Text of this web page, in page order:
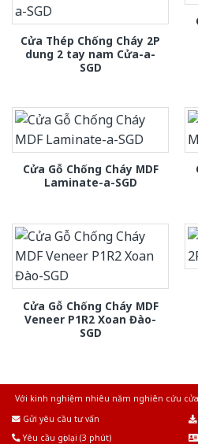
Cửa Thép Chống Cháy 2P
dung 2 tay nam Cửa-a-
SGD
Cửa Gỗ Chống Cháy MDF
Laminate-a-SGD
Cửa Gỗ Chống Cháy MDF
Veneer P1R2 Xoan Đào-
SGD
Với kinh nghiệm nhiêu năm nghiên cứu
Gửi yêu cầu tư vấn
Yêu cầu gọi lại (3 phút)